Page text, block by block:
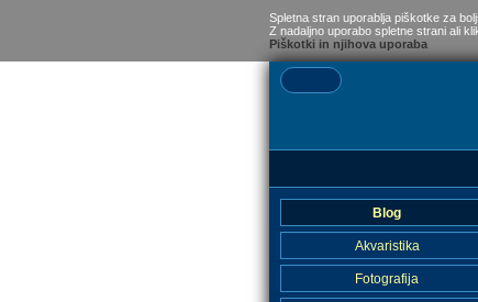
Spletna stran uporablja piškotke za
Z nadaljno uporabo spletne strani ali
Piškotki in njihova uporaba
Blog
Akvaristika
Fotografija